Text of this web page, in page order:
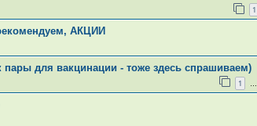
1
АКЦИИ
пары для вакцинации - тоже здесь спрашиваем)
1 …